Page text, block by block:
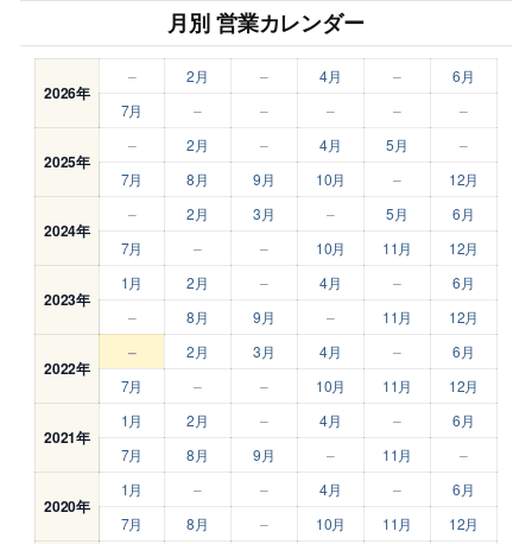
月別 営業カレンダー
2026年
– 2月 – 4月 –
6月
7月
– – – – –
2025年
– 2月 – 4月 5月
–
7月
8月 9月 10月 – 12月
2024年
– 2月 3月 – 5月
6月
7月
– – 10月 11月 12月
2023年
1月 2月 – 4月 –
6月
–
8月 9月 – 11月 12月
2022年
– 2月 3月 4月 –
6月
7月
– – 10月 11月 12月
2021年
1月 2月 – 4月 –
6月
7月
8月 9月 – 11月 –
2020年
1月 – – 4月 –
6月
7月
8月 – 10月 11月 12月